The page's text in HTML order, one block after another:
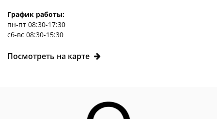
График работы:
пн-пт 08:30-17:30
сб-вс 08:30-15:30
Посмотреть на карте